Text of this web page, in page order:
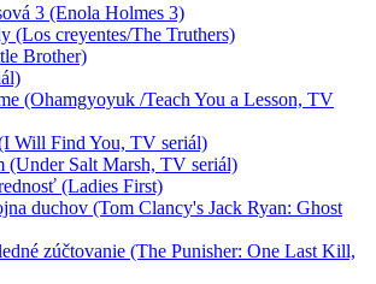
3 (Enola Holmes 3)
(Los creyentes/The Truthers)
Brother)
(Ohamgyoyuk /Teach You a Lesson, TV
Will Find You, TV seriál)
(Under Salt Marsh, TV seriál)
(Ladies First)
duchov (Tom Clancy's Jack Ryan: Ghost
zúčtovanie (The Punisher: One Last Kill,